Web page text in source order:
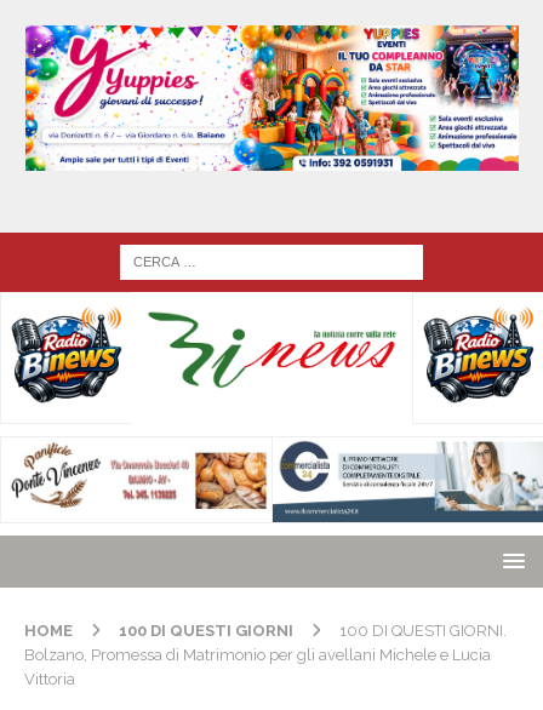
HOME 100 DI QUESTI GIORNI
100 DI QUESTI GIORNI.
Bolzano, Promessa di Matrimonio per gli avellani Michele e Lucia
Vittoria